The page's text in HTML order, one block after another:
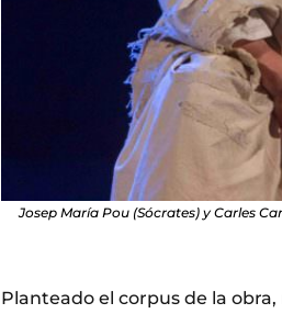
Josep María Pou (Sócrates) y Carles
Planteado el corpus de la